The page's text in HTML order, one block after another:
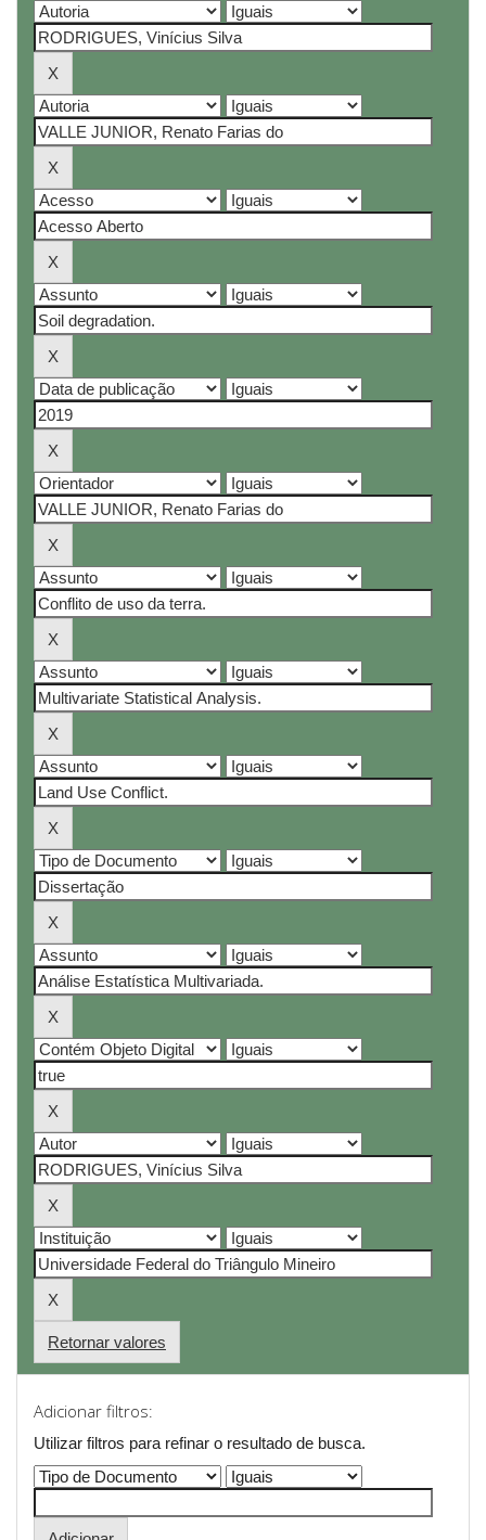
Retornar valores
Adicionar filtros:
Utilizar filtros para refinar o resultado de busca.